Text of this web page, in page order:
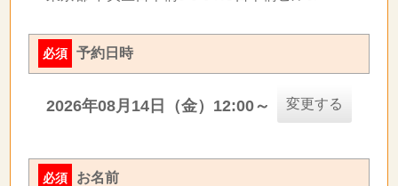
必須 予約日時
2026年08月14日（金）12:00～ 変更する
必須 お名前